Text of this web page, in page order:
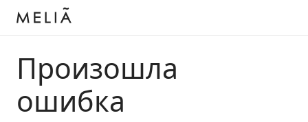
Произошла
ошибка